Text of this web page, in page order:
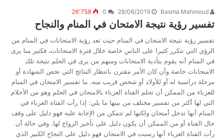
Basma Mahmoud
28/06/2019
0 26٬758
تفسير رؤية نتيجة الامتحان في المنام والنجاح
تفسير رؤية نتيجة الامتحان في المنام حيث تعد رؤية الامتحانات في المنام من
الرؤي التي تتكرر كثيرا على الناس خاصة خلال فترة الامتحانات، فكثير منا يرى
في المنام أنه يقوم بتأدية الامتحانات ومنهم من يرى في الحلم نتيجة تلك
الامتحانات خاصة وأن كان الأمر مقترن بانتظار النتائج التي تخص الشهادة أو
مرحلة دراسية له أو للأولاد أو شخص قريب منه. ما تفسير الامتحان في المنام
للعزباء من الممكن أن تحلم الفتاة العزباء بالامتحان في الحلم وهو من الأحلام
التي لها أكثر من تفسير مختلف من بينها ما يلي: إذا رأت الفتاة العزباء في
المنام أنها تدخل أمتحان ولكنها لم تتمكن من الإجابة عليه فهو دليل على وقف
حال الفتاة أو من الممكن أن يكون دليل على تأخير الزواج لها. وفي حالة أن
رأت الفتاة العزباء أنها رسبت في الامتحان فهو دليل على النجاح الكبير الذي